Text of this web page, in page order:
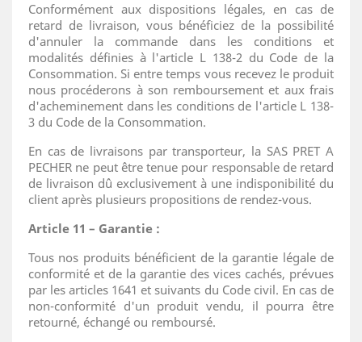
Conformément aux dispositions légales, en cas de
retard de livraison, vous bénéficiez de la possibilité
d'annuler la commande dans les conditions et
modalités définies à l'article L 138-2 du Code de la
Consommation. Si entre temps vous recevez le produit
nous procéderons à son remboursement et aux frais
d'acheminement dans les conditions de l'article L 138-
3 du Code de la Consommation.
En cas de livraisons par transporteur, la SAS PRET A
PECHER ne peut être tenue pour responsable de retard
de livraison dû exclusivement à une indisponibilité du
client après plusieurs propositions de rendez-vous.
Article 11 – Garantie :
Tous nos produits bénéficient de la garantie légale de
conformité et de la garantie des vices cachés, prévues
par les articles 1641 et suivants du Code civil. En cas de
non-conformité d'un produit vendu, il pourra être
retourné, échangé ou remboursé.